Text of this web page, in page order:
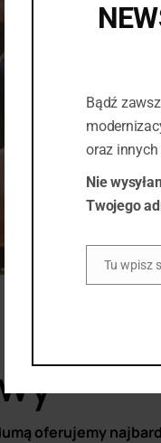
oferujemy
Bądź
oraz
Nie
Twojego
Tu wpisz